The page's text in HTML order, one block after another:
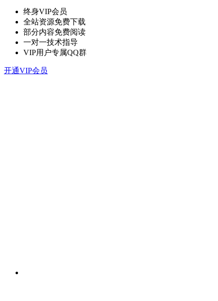
终身VIP会员
全站资源免费下载
部分内容免费阅读
一对一技术指导
VIP用户专属QQ群
开通VIP会员